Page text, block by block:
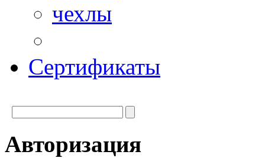
чехлы
Сертификаты
Авторизация